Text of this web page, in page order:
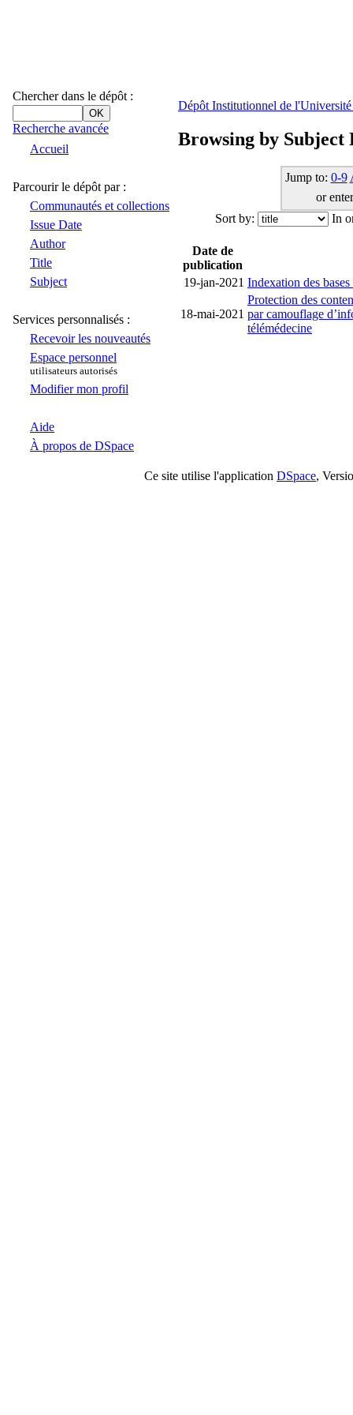
Chercher dans le dépôt :
Recherche avancée
Accueil
Parcourir le dépôt par :
Communautés et collections
Issue Date
Author
Title
Subject
Services personnalisés :
Recevoir les nouveautés
Espace personnel
utilisateurs autorisés
Modifier mon profil
Aide
À propos de DSpace
Dépôt Institutionnel de
Browsing by
Jump to: 0-9
or
Sort by:
In
Date de
publication
19-jan-2021 Indexation des
18-mai-2021
Protection des
par camouflage
télémédecine
Ce site utilise l'application DSpace,